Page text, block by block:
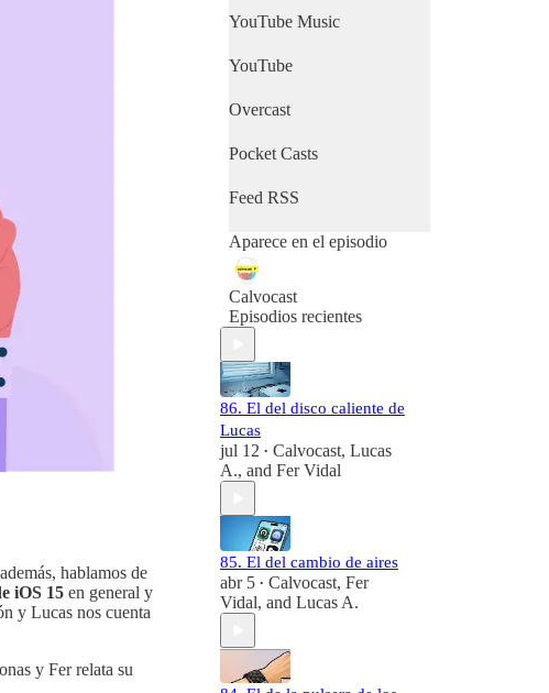
hablamos de
iOS 15 en general y
y Lucas nos cuenta
y Fer relata su
YouTube Music
YouTube
Overcast
Pocket Casts
Feed RSS
Aparece en el episodio
Calvocast
Episodios recientes
86. El del disco caliente de
Lucas
jul 12 • Calvocast, Lucas
A., and Fer Vidal
85. El del cambio de aires
abr 5 • Calvocast, Fer
Vidal, and Lucas A.